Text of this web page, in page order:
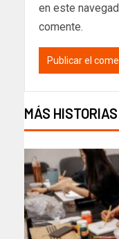
en este
comente.
MÁS HISTORIAS